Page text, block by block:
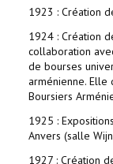
1923 : Création
1924 : Création
collaboration
de bourses
arménienne.
Boursiers
1925 :
Anvers (salle
1927 : Création